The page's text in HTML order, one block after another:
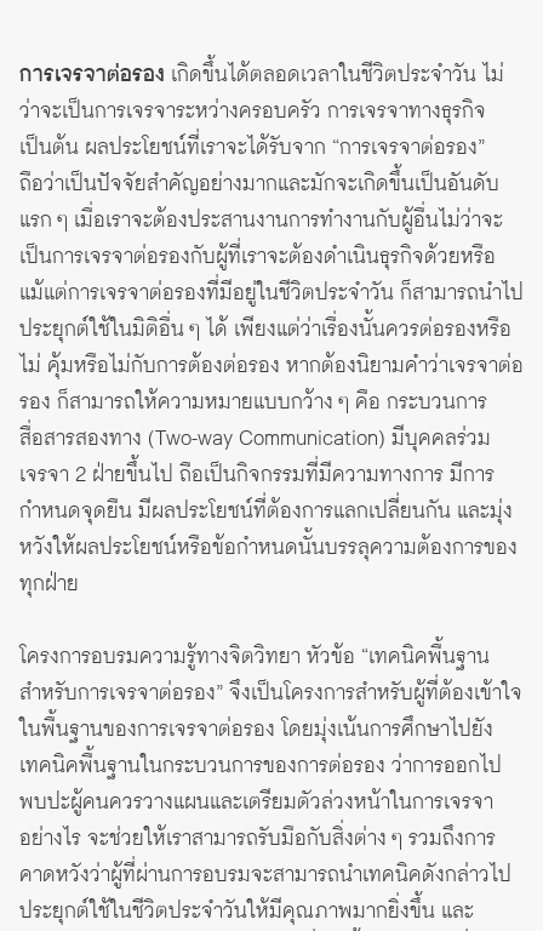
การเจรจาต่อรอง เกิดขึ้นได้ตลอดเวลาในชีวิตประจำวัน ไม่
ว่าจะเป็นการเจรจาระหว่างครอบครัว การเจรจาทางธุรกิจ
เป็นต้น ผลประโยชน์ที่เราจะได้รับจาก “การเจรจาต่อรอง”
ถือว่าเป็นปัจจัยสำคัญอย่างมากและมักจะเกิดขึ้นเป็นอันดับ
แรก ๆ เมื่อเราจะต้องประสานงานการทำงานกับผู้อื่นไม่ว่าจะ
เป็นการเจรจาต่อรองกับผู้ที่เราจะต้องดำเนินธุรกิจด้วยหรือ
แม้แต่การเจรจาต่อรองที่มีอยู่ในชีวิตประจำวัน ก็สามารถนำไป
ประยุกต์ใช้ในมิติอื่น ๆ ได้ เพียงแต่ว่าเรื่องนั้นควรต่อรองหรือ
ไม่ คุ้มหรือไม่กับการต้องต่อรอง หากต้องนิยามคำว่าเจรจาต่อ
รอง ก็สามารถให้ความหมายแบบกว้าง ๆ คือ กระบวนการ
สื่อสารสองทาง (Two-way Communication) มีบุคคลร่วม
เจรจา 2 ฝ่ายขึ้นไป ถือเป็นกิจกรรมที่มีความทางการ มีการ
กำหนดจุดยืน มีผลประโยชน์ที่ต้องการแลกเปลี่ยนกัน และมุ่ง
หวังให้ผลประโยชน์หรือข้อกำหนดนั้นบรรลุความต้องการของ
ทุกฝ่าย
โครงการอบรมความรู้ทางจิตวิทยา หัวข้อ “เทคนิคพื้นฐาน
สำหรับการเจรจาต่อรอง” จึงเป็นโครงการสำหรับผู้ที่ต้องเข้าใจ
ในพื้นฐานของการเจรจาต่อรอง โดยมุ่งเน้นการศึกษาไปยัง
เทคนิคพื้นฐานในกระบวนการของการต่อรอง ว่าการออกไป
พบปะผู้คนควรวางแผนและเตรียมตัวล่วงหน้าในการเจรจา
อย่างไร จะช่วยให้เราสามารถรับมือกับสิ่งต่าง ๆ รวมถึงการ
คาดหวังว่าผู้ที่ผ่านการอบรมจะสามารถนำเทคนิคดังกล่าวไป
ประยุกต์ใช้ในชีวิตประจำวันให้มีคุณภาพมากยิ่งขึ้น และ